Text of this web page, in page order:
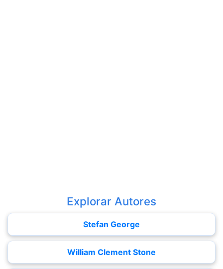
Explorar Autores
Stefan George
William Clement Stone